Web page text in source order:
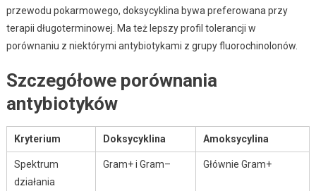
przewodu pokarmowego, doksycyklina bywa preferowana przy
terapii długoterminowej. Ma też lepszy profil tolerancji w
porównaniu z niektórymi antybiotykami z grupy fluorochinolonów.
Szczegółowe porównania
antybiotyków
Kryterium Doksycyklina Amoksycylina
Spektrum
działania
Gram+ i Gram– Głównie Gram+